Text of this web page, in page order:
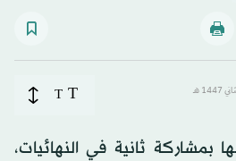
T
T
ثانية في النهائيات،